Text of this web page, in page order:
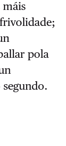
máis
pola